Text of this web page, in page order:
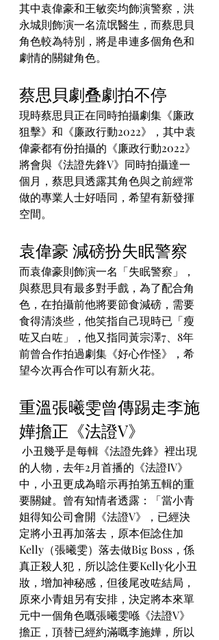
其中袁偉豪和王敏奕均飾演警察，洪
永城則飾演一名流氓醫生，而蔡思貝
角色較為特別，將是串連多個角色和
劇情的關鍵角色。
蔡思貝劇叠劇拍不停
現時蔡思貝正在同時拍攝劇集《廉政
狙擊》和《廉政行動2022》，其中袁
偉豪都有份拍攝的《廉政行動2022》
將會與《法證先鋒V》同時拍攝達一
個月，蔡思貝透露其角色與之前經常
做的專業人士好唔同，希望有新發揮
空間。
袁偉豪 減磅扮失眠警察
而袁偉豪則飾演一名「失眠警察」，
與蔡思貝有最多對手戲，為了配合角
色，在拍攝前他將要節食減磅，需要
食得清淡些，他笑指自己現時已「瘦
咗又白咗」，他又指同黃宗澤7、8年
前曾合作拍過劇集《好心作怪》，希
望今次再合作可以有新火花。
重溫張曦雯曾傳踢走李施
嬅擔正《法證V》
的人物，去年2月首播的《法證IV》
中，小丑更成為暗示再拍第五輯的重
要關鍵。曾有知情者透露：「當小青
姐得知公司會開《法證V》，已經決
定將小丑再加落去，原本佢諗住加
Kelly（張曦雯）落去做Big Boss，係
真正殺人犯，所以諗住要Kelly化小丑
妝，增加神秘感，但後尾改咗結局，
原來小青姐另有安排，決定將本來單
元中一個角色嘅張曦雯喺《法證V》
擔正，頂替已經約滿嘅李施嬅，所以